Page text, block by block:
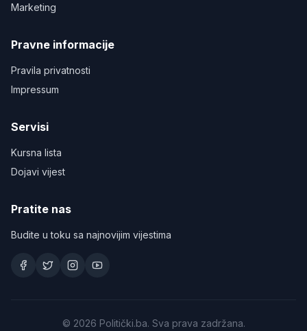
Marketing
Pravne informacije
Pravila privatnosti
Impressum
Servisi
Kursna lista
Dojavi vijest
Pratite nas
Budite u toku sa najnovijim vijestima
© 2026 Politički.ba. Sva prava zadržana.